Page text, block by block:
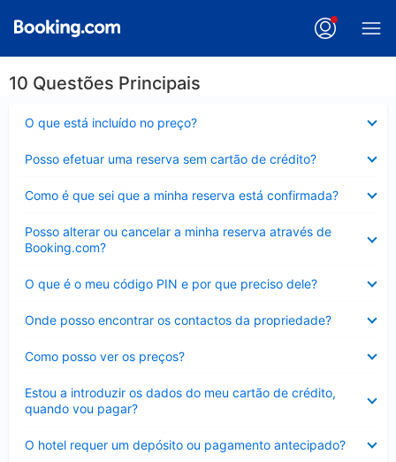
10 Questões Principais
O que está incluído no preço?
fechado
Posso efetuar uma reserva sem cartão de crédito?
fechado
Como é que sei que a minha reserva está confirmada?
fechado
Posso alterar ou cancelar a minha reserva através de
Booking.com?
fechado
O que é o meu código PIN e por que preciso dele?
fechado
Onde posso encontrar os contactos da propriedade?
fechado
Como posso ver os preços?
fechado
Estou a introduzir os dados do meu cartão de crédito,
quando vou pagar?
fechado
O hotel requer um depósito ou pagamento antecipado?
fechado